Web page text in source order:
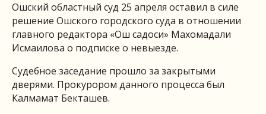
Ошский областный суд 25 апреля оставил в силе
решение Ошского городского суда в отношении
главного редактора «Ош садоси» Махомадали
Исмаилова о подписке о невыезде.
Судебное заседание прошло за закрытыми
дверями. Прокурором данного процесса был
Калмамат Бекташев.